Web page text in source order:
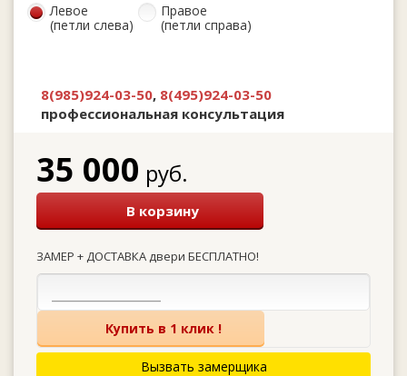
Левое
(петли слева)
Правое
(петли справа)
8(985)924-03-50, 8(495)924-03-50
профессиональная консультация
35 000 руб.
В корзину
ЗАМЕР + ДОСТАВКА двери БЕСПЛАТНО!
Купить в 1 клик !
Вызвать замерщика